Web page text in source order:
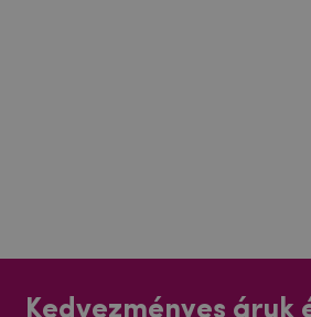
Kedvezményes áruk